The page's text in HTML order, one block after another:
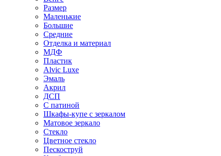
Размер
Маленькие
Большие
Средние
Отделка и материал
МДФ
Пластик
Alvic Luxe
Эмаль
Акрил
ДСП
С патиной
Шкафы-купе с зеркалом
Матовое зеркало
Стекло
Цветное стекло
Пескоструй